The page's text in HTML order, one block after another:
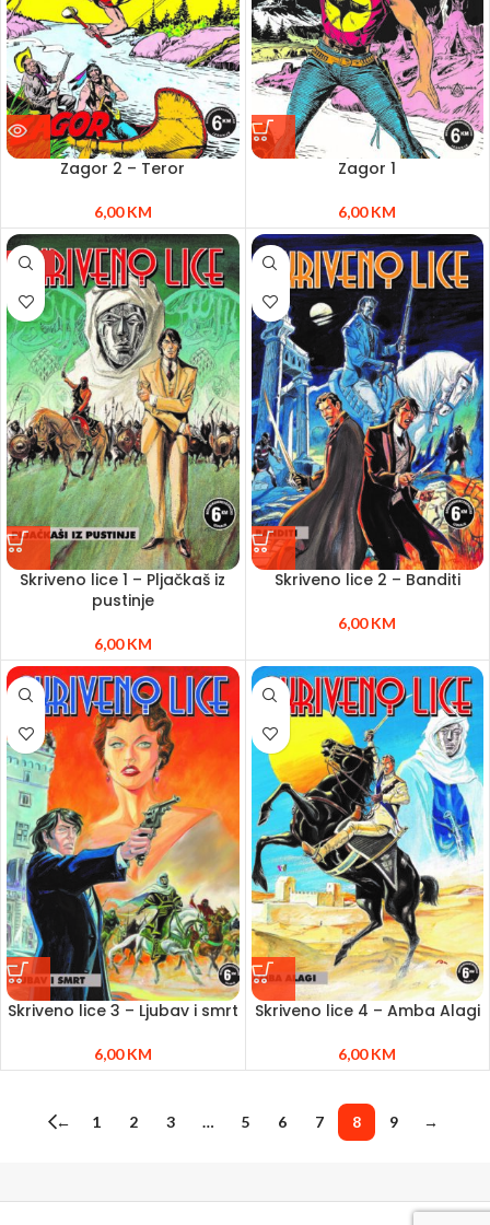
Zagor 2 – Teror
6,00KM
Zagor 1
6,00KM
NEW
Skriveno lice 1 – Pljačkaš iz
pustinje
6,00KM
Skriveno lice 2 – Banditi
6,00KM
Skriveno lice 3 – Ljubav i smrt
6,00KM
Skriveno lice 4 – Amba Alagi
6,00KM
← 1 2 3 … 5 6 7 8 9 →